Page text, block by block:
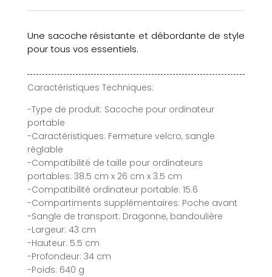
Une sacoche résistante et débordante de style
pour tous vos essentiels.
Caractéristiques Techniques:
-Type de produit: Sacoche pour ordinateur
portable
-Caractéristiques: Fermeture velcro, sangle
réglable
-Compatibilité de taille pour ordinateurs
portables: 38.5 cm x 26 cm x 3.5 cm
-Compatibilité ordinateur portable: 15.6
-Compartiments supplémentaires: Poche avant
-Sangle de transport: Dragonne, bandoulière
-Largeur: 43 cm
-Hauteur: 5.5 cm
-Profondeur: 34 cm
-Poids: 640 g